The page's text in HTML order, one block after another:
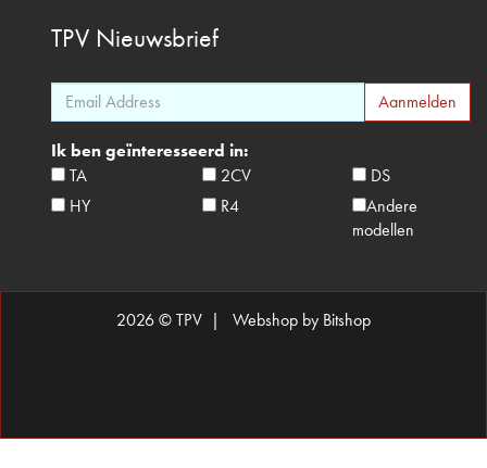
TPV Nieuwsbrief
Ik ben geïnteresseerd in:
TA
2CV
DS
HY
R4
Andere
modellen
2026 © TPV | Webshop by Bitshop